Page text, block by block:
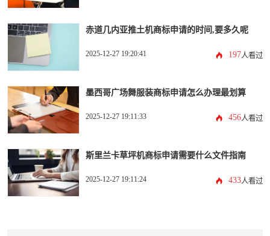
赤道几内亚推土机商标申请的时间,要多久呢
2025-12-27 19:20:41 197人看过
墨西哥广场舞服装商标申请怎么办理最划算
2025-12-27 19:11:33 456人看过
斯里兰卡草坪机商标申请需要什么文件指南
2025-12-27 19:11:24 433人看过